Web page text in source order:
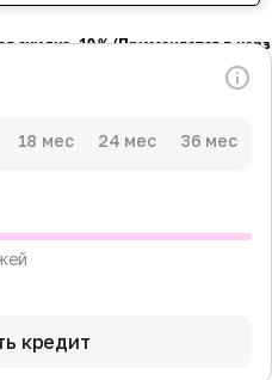
скидка -10％ (Применяется в
18 мес 24 мес 36 мес
кредит